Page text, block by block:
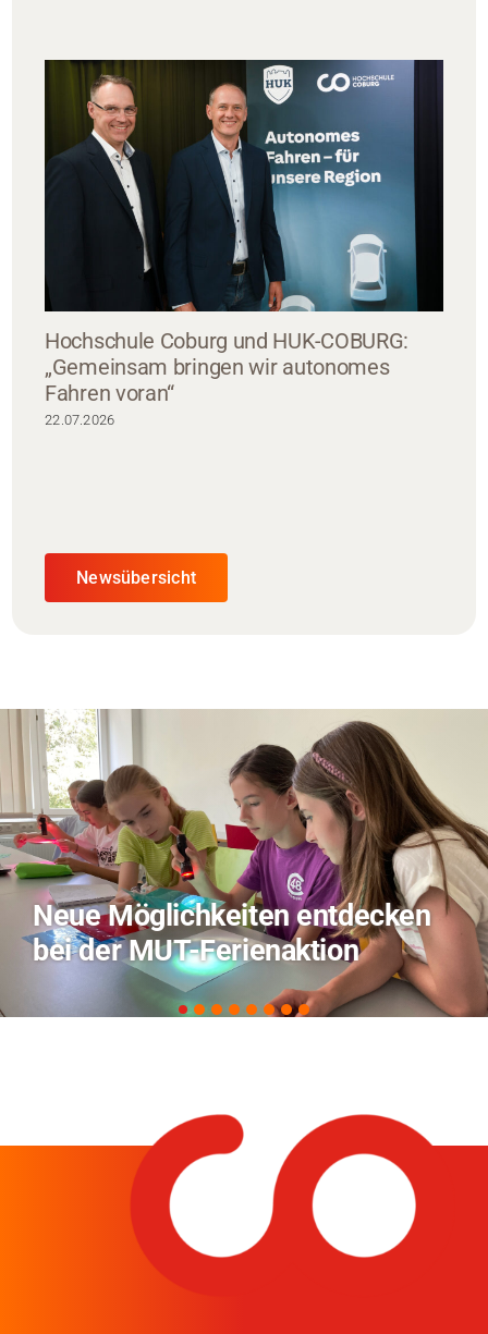
Hochschule Coburg und HUK-COBURG:
„Gemeinsam bringen wir autonomes
Fahren voran“
22.07.2026
Newsübersicht
TVO berichtet über Forschung
zu KI in der Landwirtschaft